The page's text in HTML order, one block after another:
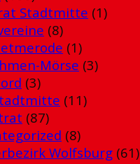
Stadtmitte (1)
(8)
(1)
Mörse (3)
(3)
(11)
(87)
(8)
Wolfsburg (61)